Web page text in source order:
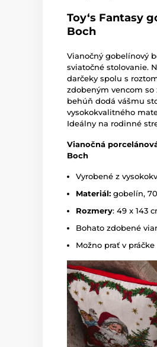
Toy‘s Fantasy
Boch
Vianočný gobelínový
sviatočné stolovanie.
darčeky spolu s
zdobeným vencom
behúň dodá vášmu
vysokokvalitného
Ideálny na rodinné
Vianočná
Boch
Vyrobené z
Materiál: gobelín,
Rozmery: 49 x 143
Bohato zdobené
Možno prať v práčke